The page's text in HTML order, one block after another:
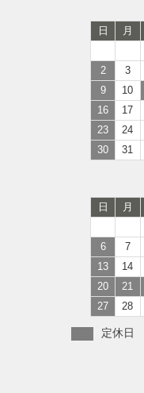
日 月
2
3
9
10
16
17
23
24
30
31
日 月
6
7
13
14
20
21
27
28
定休日